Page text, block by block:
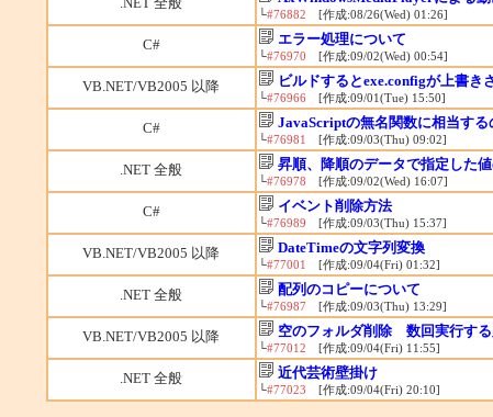
.NET 全般
└#76882 [作成:08/26(Wed) 01:26]
C# エラー処理について
└#76970 [作成:09/02(Wed) 00:54]
VB.NET/VB2005 以降 ビルドするとexe.configが上書き
└#76966[作成:09/01(Tue) 15:50]
C# JavaScriptの無名関数に相当する
└#76981 [作成:09/03(Thu) 09:02]
.NET 全般 昇順、降順のデータで指定した
└#76978 [作成:09/02(Wed) 16:07]
C# イベント削除方法
└#76989 [作成:09/03(Thu) 15:37]
VB.NET/VB2005 以降 DateTimeの文字列変換
└#77001 [作成:09/04(Fri) 01:32]
.NET 全般 配列のコピーについて
└#76987 [作成:09/03(Thu) 13:29]
VB.NET/VB2005 以降 空のフォルダ削除 数回実行する
└#77012 [作成:09/04(Fri) 11:55]
.NET 全般 近代芸術壁掛け
└#77023 [作成:09/04(Fri) 20:10]